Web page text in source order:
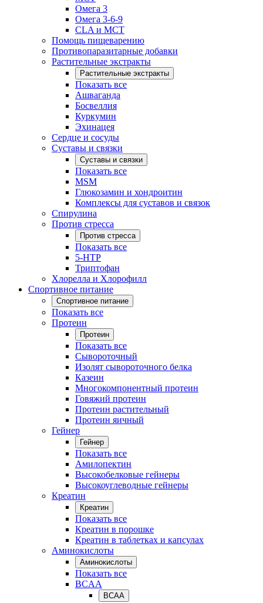
Омега 3
Омега 3-6-9
CLA и MCT
Помощь пищеварению
Противопаразитарные добавки
Растительные экстракты
Растительные экстракты
Показать все
Ашваганда
Босвеллия
Куркумин
Эхинацея
Сердце и сосуды
Суставы и связки
Суставы и связки
Показать все
MSM
Глюкозамин и хондроитин
Комплексы для суставов и связок
Спирулина
Против стресса
Против стресса
Показать все
5-HTP
Триптофан
Хлорелла и Хлорофилл
Спортивное питание
Спортивное питание
Показать все
Протеин
Протеин
Показать все
Сывороточный
Изолят сывороточного белка
Казеин
Многокомпонентный протеин
Говяжий протеин
Протеин растительный
Протеин яичный
Гейнер
Гейнер
Показать все
Амилопектин
Высокобелковые гейнеры
Высокоуглеводные гейнеры
Креатин
Креатин
Показать все
Креатин в порошке
Креатин в таблетках и капсулах
Аминокислоты
Аминокислоты
Показать все
BCAA
BCAA